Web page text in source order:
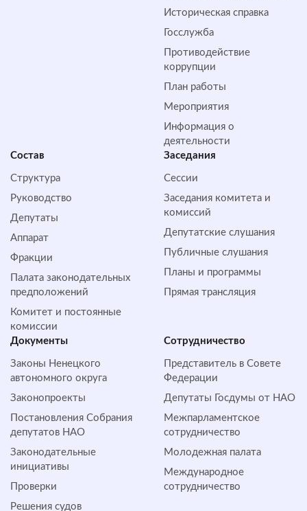
Историческая справка
Госслужба
Противодействие
коррупции
План работы
Мероприятия
Информация о
деятельности
Состав
Структура
Руководство
Депутаты
Аппарат
Фракции
Палата законодательных
предположений
Комитет и постоянные
комиссии
Заседания
Сессии
Заседания комитета и
комиссий
Депутатские слушания
Публичные слушания
Планы и программы
Прямая трансляция
Документы
Законы Ненецкого
автономного округа
Законопроекты
Постановления Собрания
депутатов НАО
Законодательные
инициативы
Проверки
Решения судов
Сотрудничество
Представитель в Совете
Федерации
Депутаты Госдумы от НАО
Межпарламентское
сотрудничество
Молодежная палата
Международное
сотрудничество